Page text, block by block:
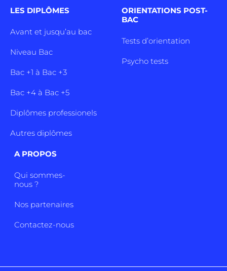
LES DIPLÔMES
Avant et jusqu’au bac
Niveau Bac
Bac +1 à Bac +3
Bac +4 à Bac +5
Diplômes professionels
Autres diplômes
ORIENTATIONS POST-
BAC
Tests d’orientation
Psycho tests
A PROPOS
Qui sommes-
nous ?
Nos partenaires
Contactez-nous